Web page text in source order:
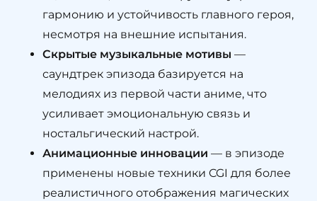
гармонию и устойчивость главного героя,
несмотря на внешние испытания.
Скрытые музыкальные мотивы —
саундтрек эпизода базируется на
мелодиях из первой части аниме, что
усиливает эмоциональную связь и
ностальгический настрой.
Анимационные инновации — в эпизоде
применены новые техники CGI для более
реалистичного отображения магических